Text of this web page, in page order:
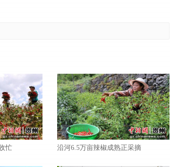
忙 沿河6.5万亩辣椒成熟正采摘